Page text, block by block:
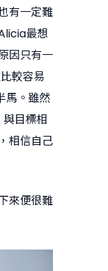
有一定難
最想
因只有一
較容易
馬。雖然
目標相
相信自己
來便很難